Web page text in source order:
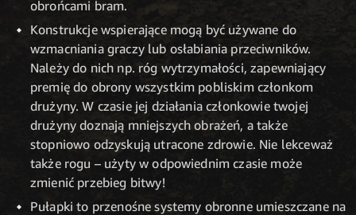
obrońcami bram.
Konstrukcje wspierające mogą być używane do
wzmacniania graczy lub osłabiania przeciwników.
Należy do nich np. róg wytrzymałości, zapewniający
premię do obrony wszystkim pobliskim członkom
drużyny. W czasie jej działania członkowie twojej
drużyny doznają mniejszych obrażeń, a także
stopniowo odzyskują utracone zdrowie. Nie lekceważ
także rogu – użyty w odpowiednim czasie może
zmienić przebieg bitwy!
Pułapki to przenośne systemy obronne umieszczane na